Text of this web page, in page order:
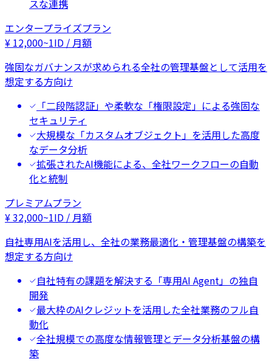
スな連携
エンタープライズプラン
¥ 12,000~1ID / 月額
強固なガバナンスが求められる全社の管理基盤として活用を
想定する方向け
「二段階認証」や柔軟な「権限設定」による強固な
セキュリティ
大規模な「カスタムオブジェクト」を活用した高度
なデータ分析
拡張されたAI機能による、全社ワークフローの自動
化と統制
プレミアムプラン
¥32,000~1ID / 月額
自社専用AIを活用し、全社の業務最適化・管理基盤の構築を
想定する方向け
自社特有の課題を解決する「専用AI Agent」の独自
開発
最大枠のAIクレジットを活用した全社業務のフル自
動化
全社規模での高度な情報管理とデータ分析基盤の構
築